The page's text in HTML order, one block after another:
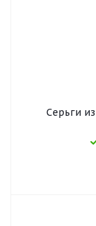
Серьги